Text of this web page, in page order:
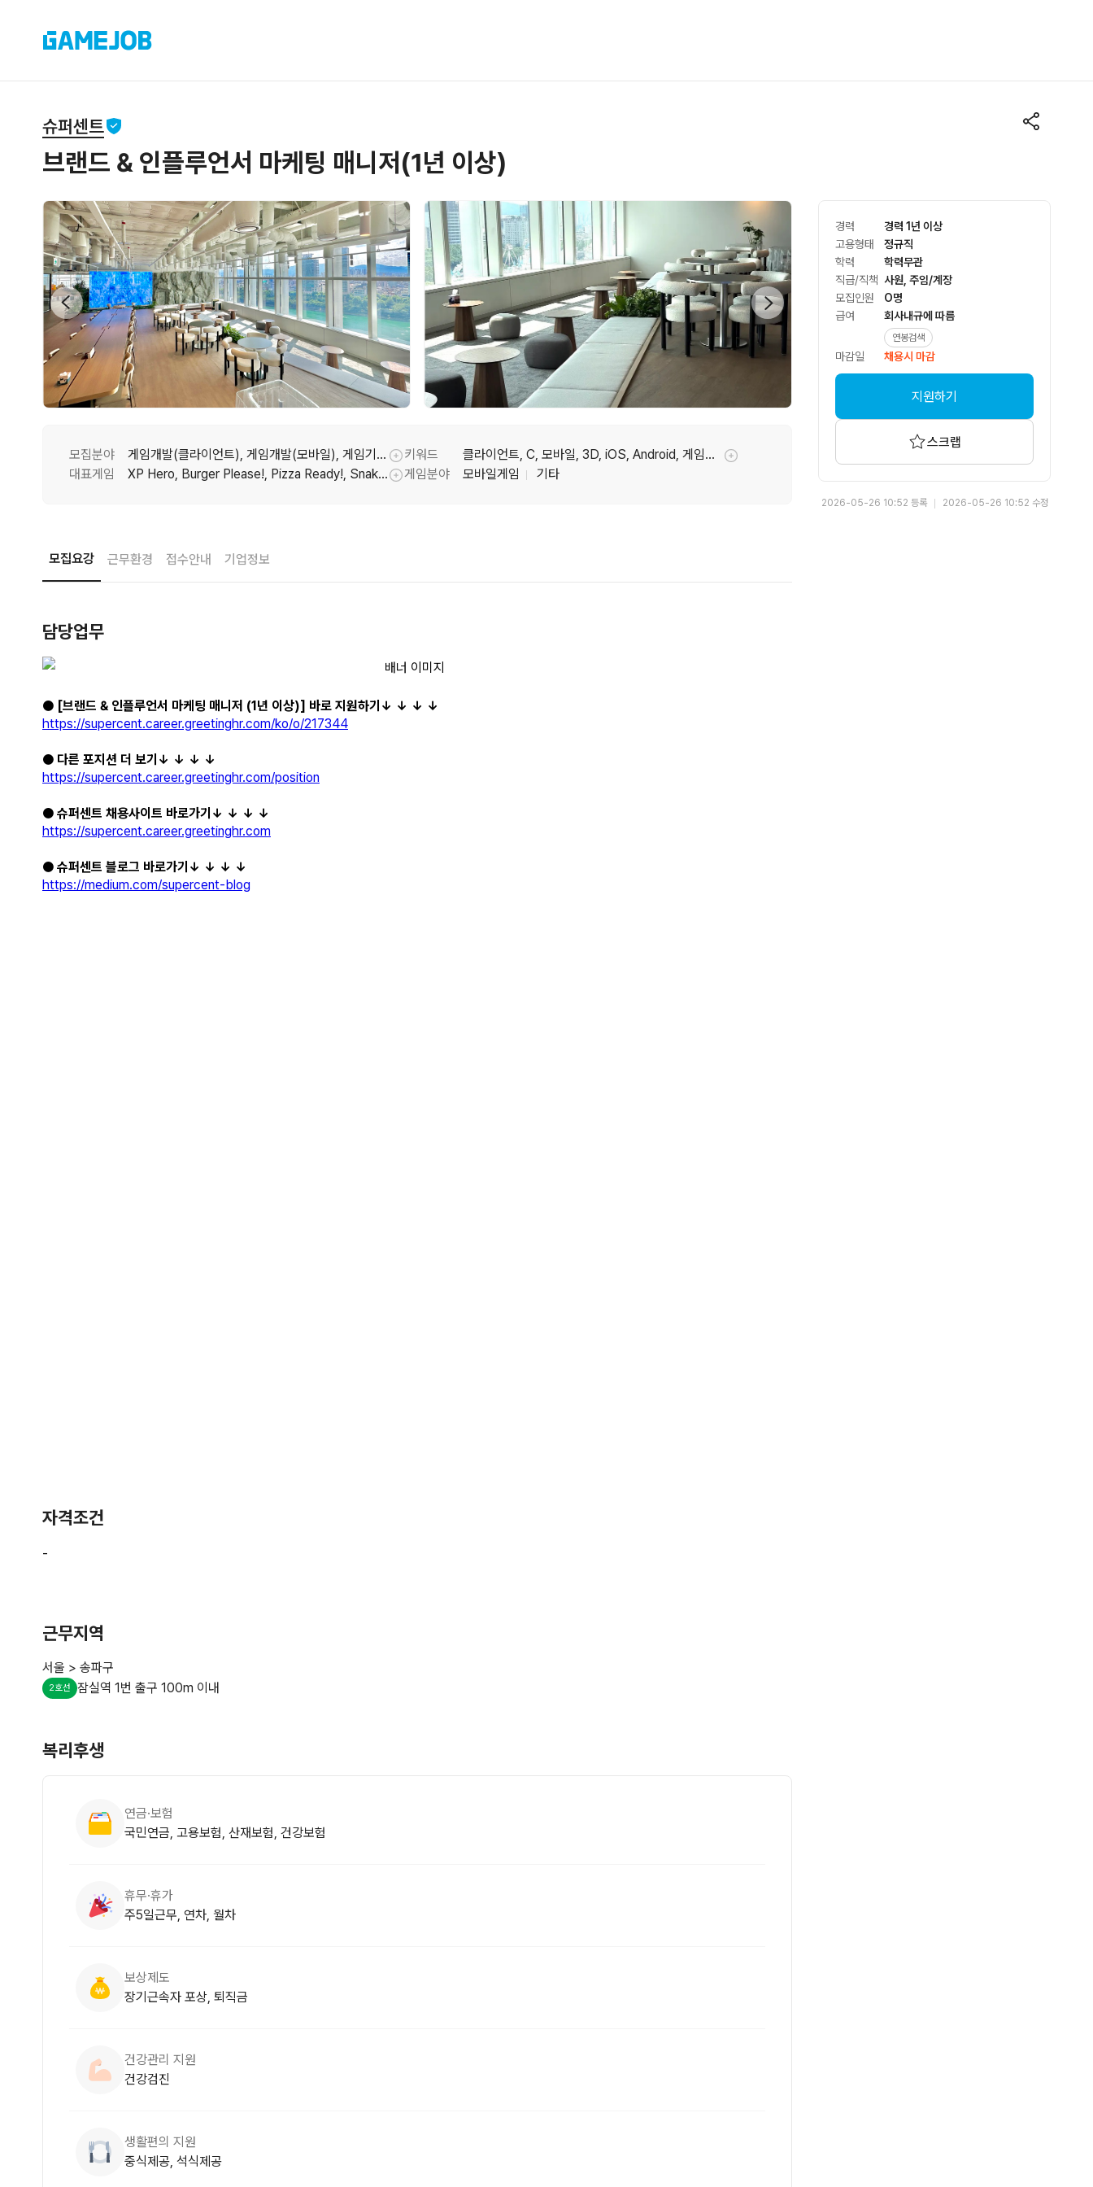
슈퍼센트
브랜드 & 인플루언서 마케팅 매니저(1년 이상)
모집분야 게임개발(클라이언트), 게임개발(모바일), 게임기획, 엔진 키워드 클라이언트, C, 모바일, 3D, iOS, Android, 게임기획, C#, 엔진, Unity, 유니티, 유니티3D, 게임프로그래밍, 게임프로그래머, WebGL, Firebase, Flutter, 플러터
대표게임 XP Hero, Burger Please!, Pizza Ready!, Snake Clash 게임분야 모바일게임 기타
경력
경력 1년 이상
고용형태
정규직
학력
학력무관
직급/직책 사원, 주임/계장
모집인원
O명
급여
회사내규에 따름
연봉검색
마감일 채용시 마감
지원하기
스크랩
2026-05-26 10:52 등록 2026-05-26 10:52 수정
모집요강 근무환경 접수안내 기업정보
담당업무
자격조건
근무지역
서울 > 송파구
2호선 잠실역 1번 출구 100m 이내
복리후생
연금·보험
국민연금, 고용보험, 산재보험, 건강보험
휴무·휴가
주5일근무, 연차, 월차
보상제도
장기근속자 포상, 퇴직금
건강관리 지원
건강검진
생활편의 지원
중식제공, 석식제공